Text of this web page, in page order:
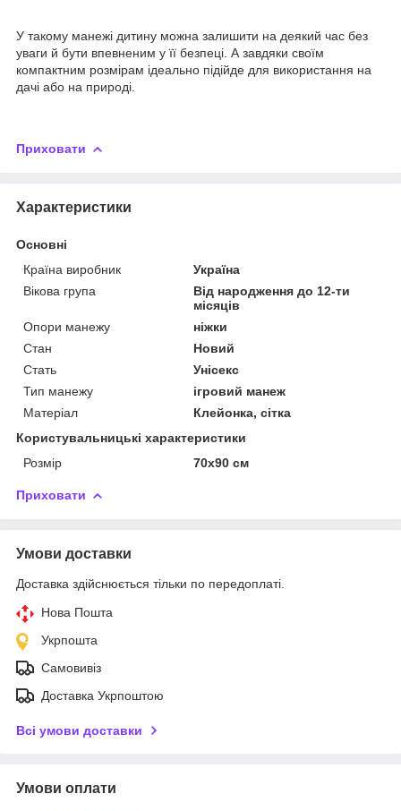
У такому манежі дитину можна залишити на деякий час без
уваги й бути впевненим у її безпеці. А завдяки своїм
компактним розмірам ідеально підійде для використання на
дачі або на природі.
Приховати
Характеристики
Основні
Країна виробник
Україна
Вікова група
Від народження до 12-ти
місяців
Опори манежу
ніжки
Стан
Новий
Стать
Унісекс
Тип манежу
ігровий манеж
Матеріал
Клейонка, сітка
Користувальницькі характеристики
Розмір
70х90 см
Приховати
Умови доставки
Доставка здійснюється тільки по передоплаті.
Нова Пошта
Укрпошта
Самовивіз
Доставка Укрпоштою
Всі умови доставки
Умови оплати